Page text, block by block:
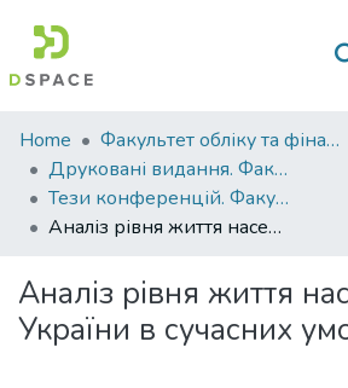
Communities
&
Collections
All of DSpace
Statistics
Home
Факультет обліку та фінансів
Друковані видання. Факультет обліку та фінансів
Тези конференцій. Факультет обліку та фінансів
Аналіз рівня життя населення України в сучасних умовах
Аналіз рівня життя
України в сучасних